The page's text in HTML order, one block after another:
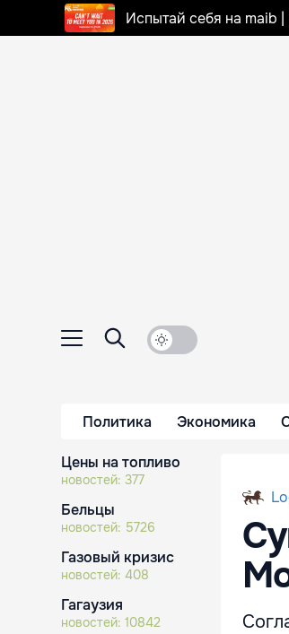
Испытай себя на maib
Политика Экономика
Цены на топливо
новостей: 377
Бельцы
новостей: 5726
Газовый кризис
новостей: 408
Гагаузия
новостей: 10842